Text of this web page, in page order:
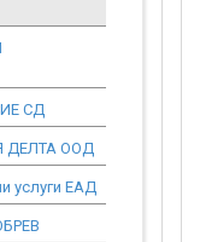
СД
ДЕЛТА ООД
услуги ЕАД